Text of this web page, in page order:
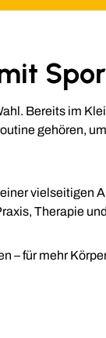
Bereits im
gehören, um
vielseitigen
Therapie
– für mehr